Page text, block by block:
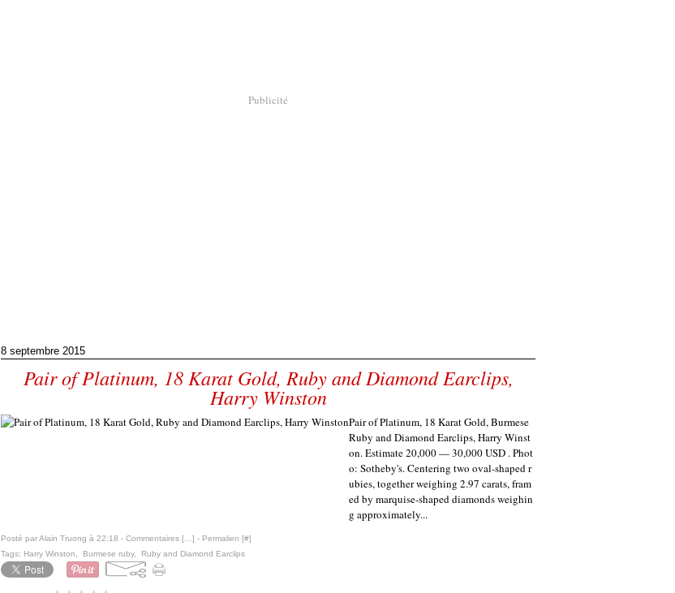
Publicité
8 septembre 2015
Pair of Platinum, 18 Karat Gold, Ruby and Diamond Earclips,
Harry Winston
Pair of Platinum, 18 Karat Gold, Burmese
Ruby and Diamond Earclips, Harry Winst
on. Estimate 20,000 — 30,000 USD . Phot
o: Sotheby's. Centering two oval-shaped r
ubies, together weighing 2.97 carats, fram
ed by marquise-shaped diamonds weighin
g approximately...
Posté par Alain Truong à 22:18 - Commentaires [ ] - Permalien [#]
Tags: Harry Winston Burmese ruby, Ruby and Diamond Earclips